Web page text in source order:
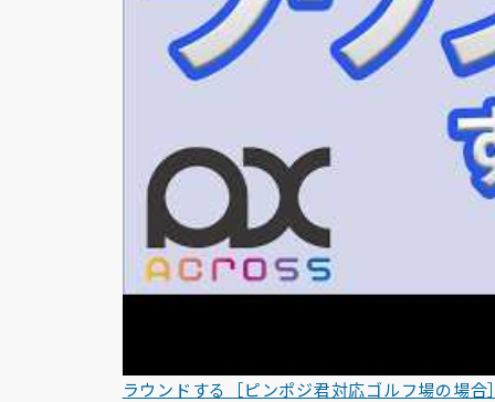
ラウンドする［ピンポジ君対応ゴルフ場の場合